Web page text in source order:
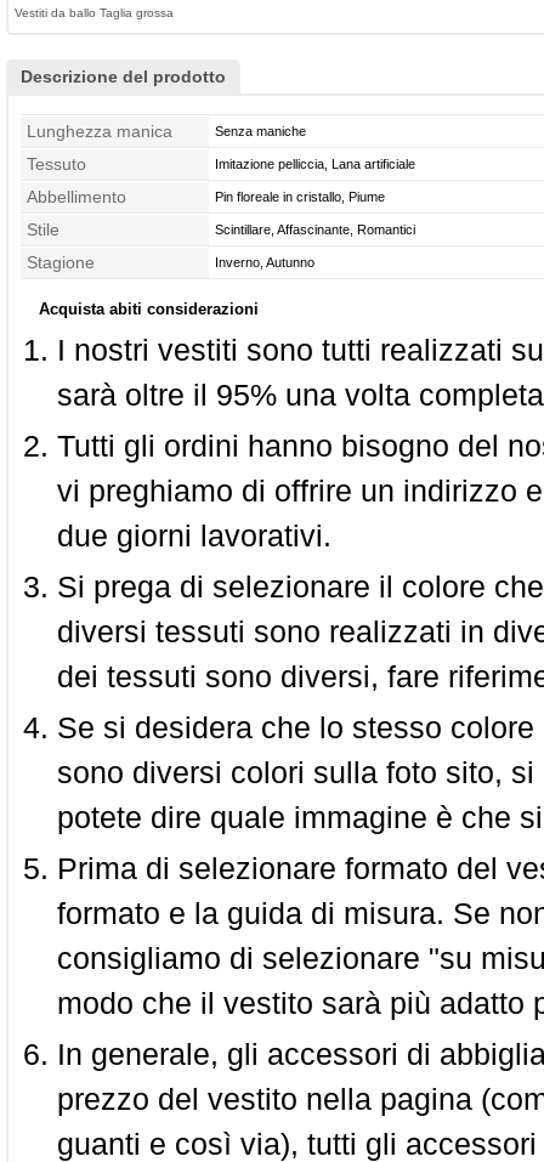
Vestiti da ballo Taglia grossa
Descrizione del prodotto
Lunghezza manica Senza maniche
Tessuto Imitazione pelliccia, Lana artificiale
Abbellimento Pin floreale in cristallo, Piume
Stile Scintillare, Affascinante, Romantici
Stagione Inverno, Autunno
Acquista abiti considerazioni
I nostri vestiti sono tutti realizzati
sarà oltre il 95% una volta
Tutti gli ordini hanno bisogno del
vi preghiamo di offrire un indirizzo
due giorni lavorativi.
Si prega di selezionare il colore
diversi tessuti sono realizzati in
dei tessuti sono diversi, fare
Se si desidera che lo stesso
sono diversi colori sulla foto sito,
potete dire quale immagine è che
Prima di selezionare formato del
formato e la guida di misura. Se
consigliamo di selezionare "su
modo che il vestito sarà più adatto
In generale, gli accessori di
prezzo del vestito nella pagina
guanti e così via), tutti gli